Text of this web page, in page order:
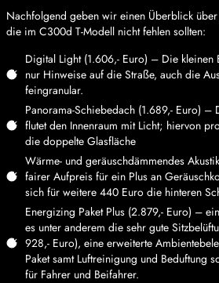
Nachfolgend geben wir einen Überblick über
die im C300d T-Modell nicht fehlen sollten:
Digital Light (1.606,- Euro) – Die
nur Hinweise auf die Straße, auch die
feingranular.
Panorama-Schiebedach (1.689,- Euro) –
flutet den Innenraum mit Licht; hiervon
die doppelte Glasfläche
Wärme- und geräuschdämmendes
fairer Aufpreis für ein Plus an
sich für weitere 440 Euro die hinteren
Energizing Paket Plus (2.879,- Euro) –
es unter anderem die sehr gute
928,- Euro), eine erweiterte
Paket samt Luftreinigung und Beduftung
für Fahrer und Beifahrer.